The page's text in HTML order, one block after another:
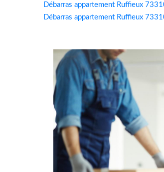
Débarras appartement Ruffieux
Débarras appartement Ruffieux